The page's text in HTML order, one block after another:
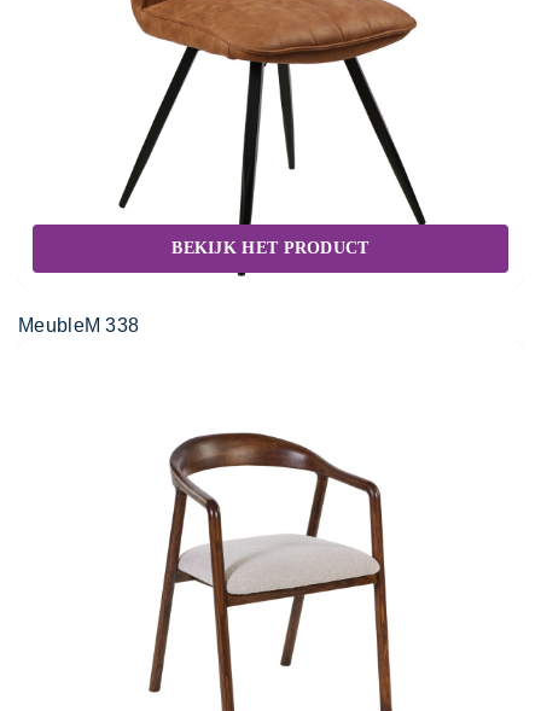
BEKIJK HET PRODUCT
MeubleM 338